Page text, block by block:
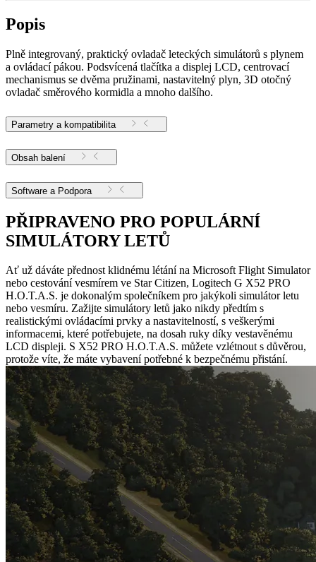
Popis
Plně integrovaný, praktický ovladač leteckých simulátorů s plynem
a ovládací pákou. Podsvícená tlačítka a displej LCD, centrovací
mechanismus se dvěma pružinami, nastavitelný plyn, 3D otočný
ovladač směrového kormidla a mnoho dalšího.
Parametry a kompatibilita
Obsah balení
Software a Podpora
PŘIPRAVENO PRO POPULÁRNÍ
SIMULÁTORY LETŮ
Ať už dáváte přednost klidnému létání na Microsoft Flight Simulator
nebo cestování vesmírem ve Star Citizen, Logitech G X52 PRO
H.O.T.A.S. je dokonalým společníkem pro jakýkoli simulátor letu
nebo vesmíru. Zažijte simulátory letů jako nikdy předtím s
realistickými ovládacími prvky a nastavitelností, s veškerými
informacemi, které potřebujete, na dosah ruky díky vestavěnému
LCD displeji. S X52 PRO H.O.T.A.S. můžete vzlétnout s důvěrou,
protože víte, že máte vybavení potřebné k bezpečnému přistání.